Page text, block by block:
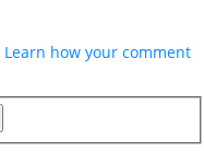
Learn how your comment